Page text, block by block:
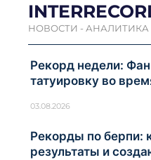
НОВОСТИ -
Рекорд недели:
татуировку во
03.08.2026
Рекорды по берпи:
результаты и